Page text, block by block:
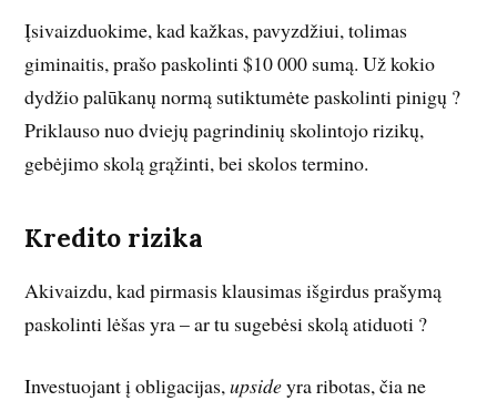
Įsivaizduokime, kad kažkas, pavyzdžiui, tolimas
giminaitis, prašo paskolinti $10 000 sumą. Už kokio
dydžio palūkanų normą sutiktumėte paskolinti pinigų ?
Priklauso nuo dviejų pagrindinių skolintojo rizikų,
gebėjimo skolą grąžinti, bei skolos termino.
Kredito rizika
Akivaizdu, kad pirmasis klausimas išgirdus prašymą
paskolinti lėšas yra – ar tu sugebėsi skolą atiduoti ?
Investuojant į obligacijas,upsideyra ribotas, čia ne